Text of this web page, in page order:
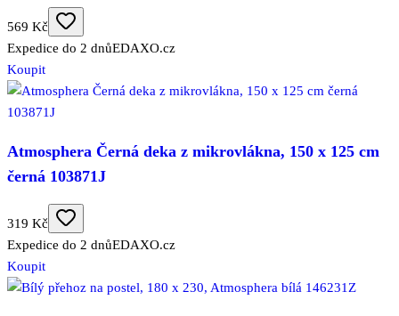
569 Kč
Expedice do 2 dnůEDAXO.cz
Koupit
Atmosphera Černá deka z mikrovlákna, 150 x 125 cm
černá 103871J
319 Kč
Expedice do 2 dnůEDAXO.cz
Koupit